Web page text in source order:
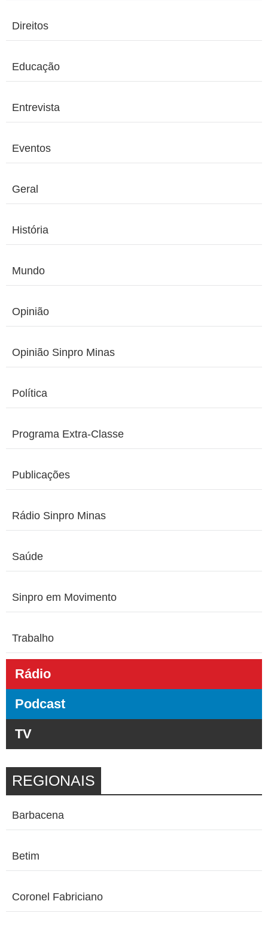
Direitos
Educação
Entrevista
Eventos
Geral
História
Mundo
Opinião
Opinião Sinpro Minas
Política
Programa Extra-Classe
Publicações
Rádio Sinpro Minas
Saúde
Sinpro em Movimento
Trabalho
Rádio
Podcast
TV
REGIONAIS
Barbacena
Betim
Coronel Fabriciano